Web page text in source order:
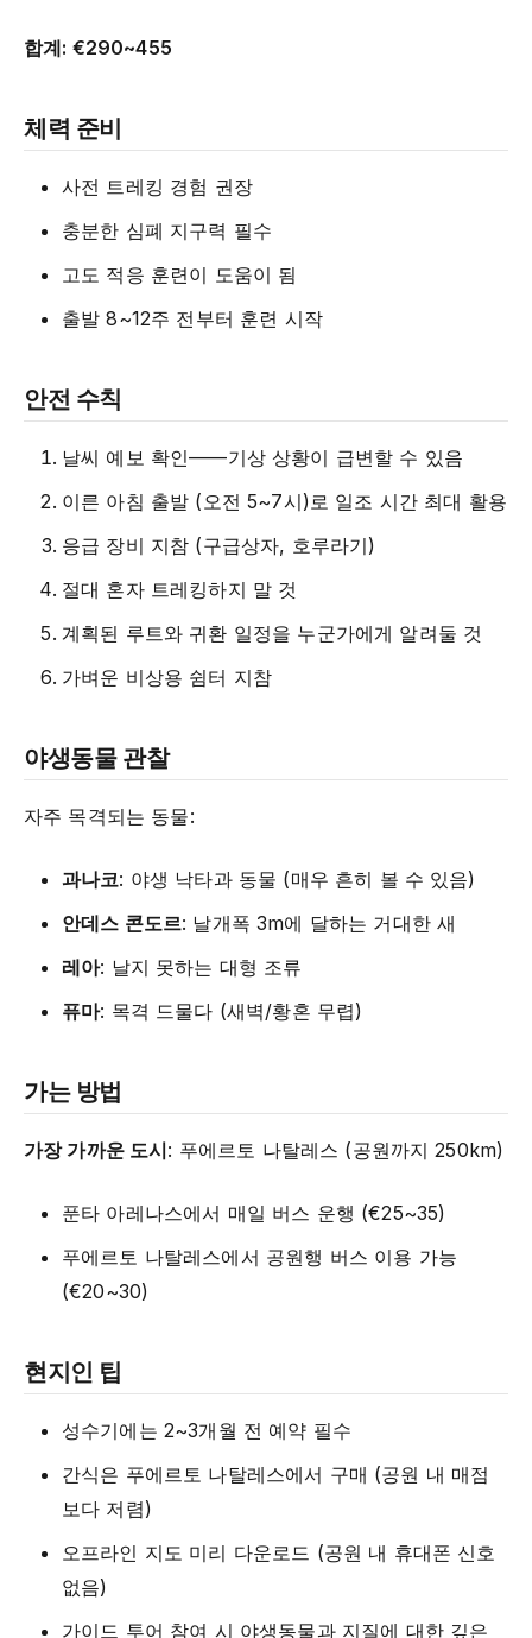
합계: €290~455
체력 준비
사전 트레킹 경험 권장
충분한 심폐 지구력 필수
고도 적응 훈련이 도움이 됨
출발 8~12주 전부터 훈련 시작
안전 수칙
날씨 예보 확인——기상 상황이 급변할 수 있음
이른 아침 출발 (오전 5~7시)로 일조 시간 최대 활용
응급 장비 지참 (구급상자, 호루라기)
절대 혼자 트레킹하지 말 것
계획된 루트와 귀환 일정을 누군가에게 알려둘 것
가벼운 비상용 쉼터 지참
야생동물 관찰
자주 목격되는 동물:
과나코: 야생 낙타과 동물 (매우 흔히 볼 수 있음)
안데스 콘도르: 날개폭 3m에 달하는 거대한 새
레아: 날지 못하는 대형 조류
퓨마: 목격 드물다 (새벽/황혼 무렵)
가는 방법
가장 가까운 도시: 푸에르토 나탈레스 (공원까지 250km)
푼타 아레나스에서 매일 버스 운행 (€25~35)
푸에르토 나탈레스에서 공원행 버스 이용 가능
(€20~30)
현지인 팁
성수기에는 2~3개월 전 예약 필수
간식은 푸에르토 나탈레스에서 구매 (공원 내 매점
보다 저렴)
오프라인 지도 미리 다운로드 (공원 내 휴대폰 신호
없음)
가이드 투어 참여 시 야생동물과 지질에 대한 깊은